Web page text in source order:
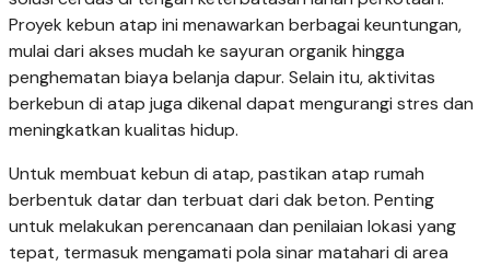
Proyek kebun atap ini menawarkan berbagai keuntungan,
mulai dari akses mudah ke sayuran organik hingga
penghematan biaya belanja dapur. Selain itu, aktivitas
berkebun di atap juga dikenal dapat mengurangi stres dan
meningkatkan kualitas hidup.
Untuk membuat kebun di atap, pastikan atap rumah
berbentuk datar dan terbuat dari dak beton. Penting
untuk melakukan perencanaan dan penilaian lokasi yang
tepat, termasuk mengamati pola sinar matahari di area